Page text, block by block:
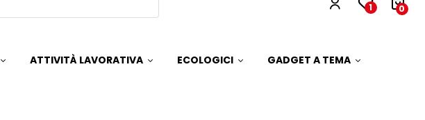
1 0
ATTIVITÀ LAVORATIVA ECOLOGICI GADGET A TEMA